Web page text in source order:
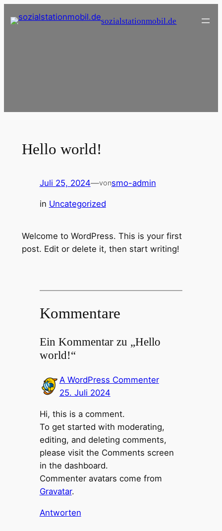
Inhalt
sozialstationmobil.de
Hello world!
Juli 25, 2024—vonsmo-admin
in Uncategorized
Welcome to WordPress. This is your first
post. Edit or delete it, then start writing!
Kommentare
Ein Kommentar zu „Hello
world!“
A WordPress Commenter
25. Juli 2024
Hi, this is a comment.
To get started with moderating,
editing, and deleting comments,
please visit the Comments screen
in the dashboard.
Commenter avatars come from
Gravatar.
Antworten